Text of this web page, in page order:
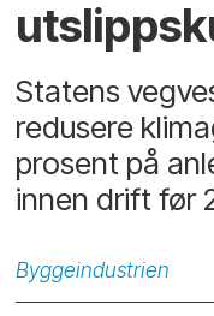
Statens
redusere
prosent på
innen drift før
Byggeindustrien